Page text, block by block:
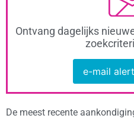
Ontvang dagelijks
e-mail
De meest recente